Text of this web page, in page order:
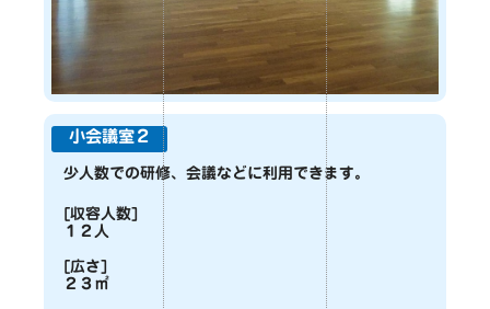
小会議室２
少人数での研修、会議などに利用できます。
[収容人数]
１２人
[広さ]
２３㎡